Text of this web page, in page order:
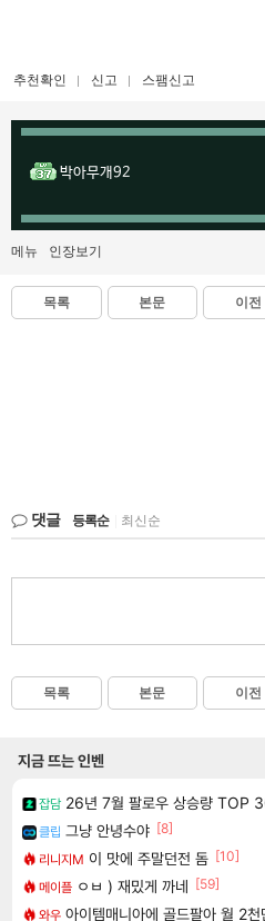
추천확인 신고 스팸신고
박아무개92
메뉴 인장보기
목록 본문 이전
댓글 등록순 최신순
목록 본문 이전
지금 뜨는 인벤
잡담 26년 7월 팔로우 상승량 TOP
클립 그냥 안녕수야 [8]
리니지M 이 맛에 주말던전 돔 [10]
메이플 ㅇㅂ ) 재밌게 까네
[59]
와우 아이템매니아에 골드팔아 월 2